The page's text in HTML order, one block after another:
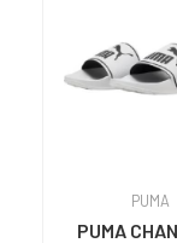
PUMA
PUMA